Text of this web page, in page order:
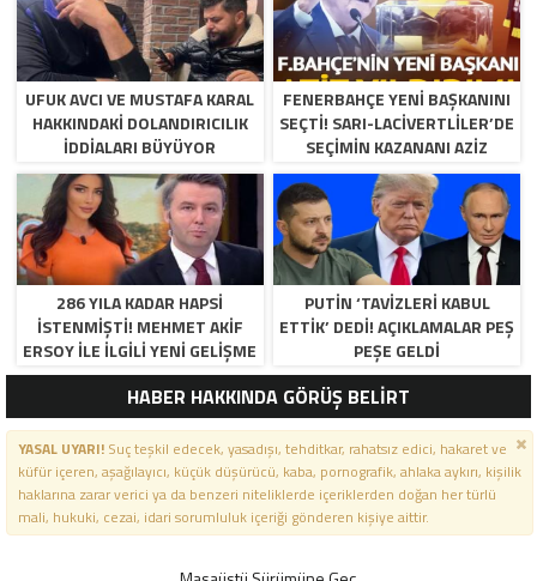
UFUK AVCI VE MUSTAFA KARAL
HAKKINDAKI DOLANDIRICILIK
İDDIALARI BÜYÜYOR
FENERBAHÇE YENI BAŞKANINI
SEÇTI! SARI-LACIVERTLILER’DE
SEÇIMIN KAZANANI AZIZ
YILDIRIM OLDU
286 YILA KADAR HAPSI
ISTENMIŞTI! MEHMET AKIF
ERSOY ILE ILGILI YENI GELIŞME
PUTIN ‘TAVIZLERI KABUL
ETTIK’ DEDI! AÇIKLAMALAR PEŞ
PEŞE GELDI
HABER HAKKINDA GÖRÜŞ BELİRT
YASAL UYARI!Suç teşkil edecek, yasadışı, tehditkar, rahatsız edici, hakaret ve
küfür içeren, aşağılayıcı, küçük düşürücü, kaba, pornografik, ahlaka aykırı, kişilik
haklarına zarar verici ya da benzeri niteliklerde içeriklerden doğan her türlü
mali, hukuki, cezai, idari sorumluluk içeriği gönderen kişiye aittir.